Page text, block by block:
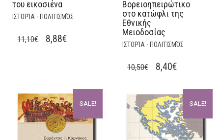
του εικοσιένα
ΙΣΤΟΡΊΑ - ΠΟΛΙΤΙΣΜΌΣ
11,10€
ORIGINAL
8,88€CURRENT
Βορειοηπειρώτικο
στο κατώφλι της
Εθνικής
Μειοδοσίας
ΙΣΤΟΡΊΑ - ΠΟΛΙΤΙΣΜΌΣ
10,50€
ORIGINAL
WAS:
10,50€.
8,40€CURRENT
IS:
8,40€.
SALE! SALE!